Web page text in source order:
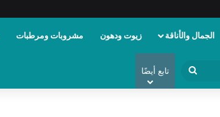
الجمال والأناقة زيوت ودهون مشروبات ومرطبات
عن
تابع أيضًا